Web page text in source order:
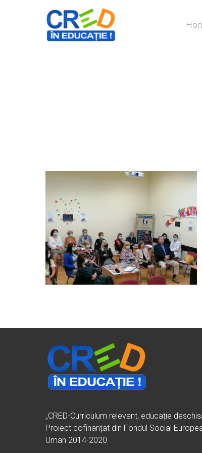
„CRED-Curriculum relevant, educație
Proiect cofinanțat din Fondul Social
Uman 2014-2020